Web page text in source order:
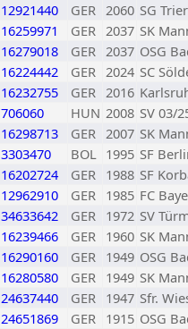
12921440 GER 2060 SG
16259971 GER 2037 SK
16279018 GER 2037 OSG
16224442 GER 2024 SC
16232755 GER 2016
706060 HUN 2008 SV 03/
16298713 GER 2007 SK
3303470 BOL 1995 SF
16202724 GER 1988 SF
12962910 GER 1985 FC
34633642 GER 1972 SV
16239466 GER 1960 SK
16290160 GER 1949 OSG
16280580 GER 1949 SK
24637440 GER 1947 Sfr.
24651869 GER 1915 OSG